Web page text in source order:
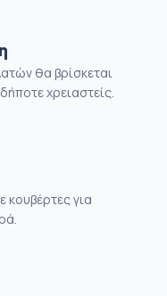
θα βρίσκεται
χρειαστείς.
για